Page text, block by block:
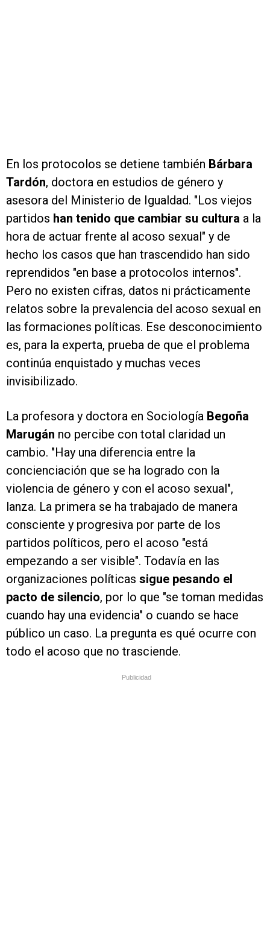
En los protocolos se detiene también Bárbara
Tardón, doctora en estudios de género y
asesora del Ministerio de Igualdad. "Los viejos
partidos han tenido que cambiar su cultura a la
hora de actuar frente al acoso sexual" y de
hecho los casos que han trascendido han sido
reprendidos "en base a protocolos internos".
Pero no existen cifras, datos ni prácticamente
relatos sobre la prevalencia del acoso sexual en
las formaciones políticas. Ese desconocimiento
es, para la experta, prueba de que el problema
continúa enquistado y muchas veces
invisibilizado.
La profesora y doctora en Sociología Begoña
Marugán no percibe con total claridad un
cambio. "Hay una diferencia entre la
concienciación que se ha logrado con la
violencia de género y con el acoso sexual",
lanza. La primera se ha trabajado de manera
consciente y progresiva por parte de los
partidos políticos, pero el acoso "está
empezando a ser visible". Todavía en las
organizaciones políticas sigue pesando el
pacto de silencio, por lo que "se toman medidas
cuando hay una evidencia" o cuando se hace
público un caso. La pregunta es qué ocurre con
todo el acoso que no trasciende.
Publicidad